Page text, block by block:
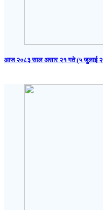
आज २०८३ साल असार २१ गते (५ जुलाई